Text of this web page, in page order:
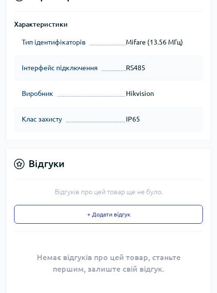
Характеристики
Тип ідентифікаторів Mifare (13.56 МГц)
Інтерфейс підключення RS485
Виробник Hikvision
Клас захисту IP65
Відгуки
Відгуків про цей товар ще не було.
+ Додати відгук
Немає відгуків про цей товар, станьте
першим, залиште свій відгук.